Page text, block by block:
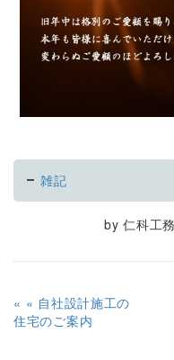
雑記
by仁科工
« 自社設計施工の
住宅のご案内